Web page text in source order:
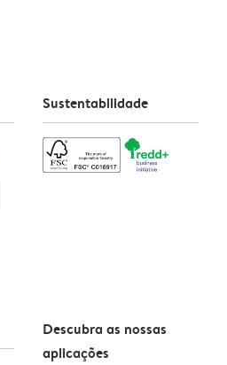
Sustentabilidade
Descubra as nossas
aplicações